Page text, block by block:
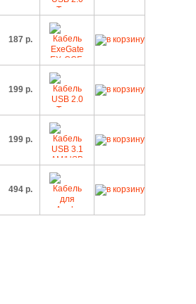
187 р.
199 р.
199 р.
494 р.